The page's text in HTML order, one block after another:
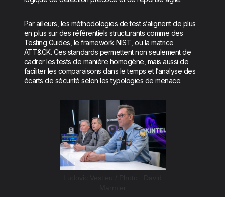
Par ailleurs, les méthodologies de test s’alignent de plus
en plus sur des référentiels structurants comme des
Testing Guides, le framework NIST, ou la matrice
ATT&CK. Ces standards permettent non seulement de
cadrer les tests de manière homogène, mais aussi de
faciliter les comparaisons dans le temps et l’analyse des
écarts de sécurité selon les typologies de menace.